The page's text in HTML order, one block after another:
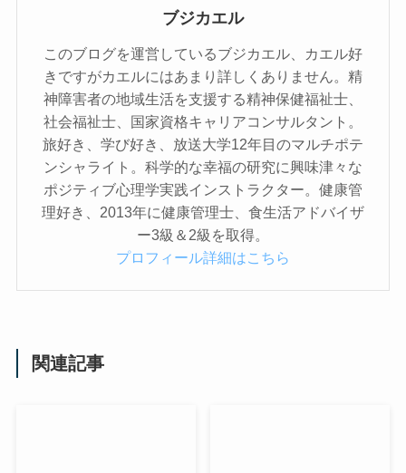
ブジカエル
このブログを運営しているブジカエル、カエル好
きですがカエルにはあまり詳しくありません。精
神障害者の地域生活を支援する精神保健福祉士、
社会福祉士、国家資格キャリアコンサルタント。
旅好き、学び好き、放送大学12年目のマルチポテ
ンシャライト。科学的な幸福の研究に興味津々な
ポジティブ心理学実践インストラクター。健康管
理好き、2013年に健康管理士、食生活アドバイザ
ー3級＆2級を取得。
プロフィール詳細はこちら
関連記事